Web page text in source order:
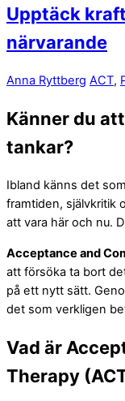
Upptäck
närvarande
Anna Ryttberg ACT,
Känner du
tankar?
Ibland känns det
framtiden, självkritik
att vara här och nu.
Acceptance and
att försöka ta bort
på ett nytt sätt.
det som verkligen
Vad är
Therapy
Nödvändiga
Dessa
cookies är
inte valbara.
för att
webbplatsen
ska fungera.
För att vi ska
förbättra